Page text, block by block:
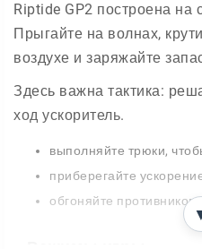
Riptide GP2 построена на
Прыгайте на волнах,
воздухе и заряжайте
Здесь важна тактика:
ход ускоритель.
выполняйте трюки,
приберегайте
обгоняйте